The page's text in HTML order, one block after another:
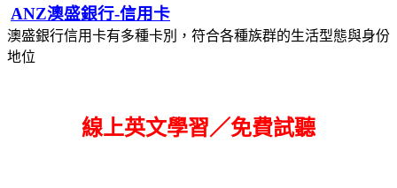
ANZ澳盛銀行-信用卡
澳盛銀行信用卡有多種卡別，符合各種族群的生活型態與身份
地位
線上英文學習／免費試聽